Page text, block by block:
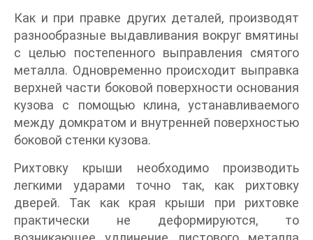
Как и при правке других деталей, производят
разнообразные выдавливания вокруг вмятины
с целью постепенного выправления смятого
металла. Одновременно происходит выправка
верхней части боковой поверхности основания
кузова с помощью клина, устанавливаемого
между домкратом и внутренней поверхностью
боковой стенки кузова.
Рихтовку крыши необходимо производить
легкими ударами точно так, как рихтовку
дверей. Так как края крыши при рихтовке
практически не деформируются, то